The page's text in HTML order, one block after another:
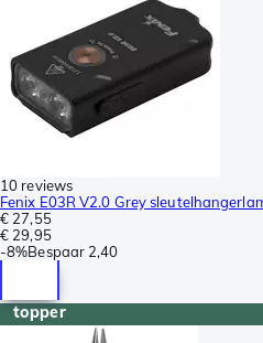
10 reviews
Fenix E03R V2.0 Grey
€ 27,55
€ 29,95
-8%Bespaar 2,40
topper